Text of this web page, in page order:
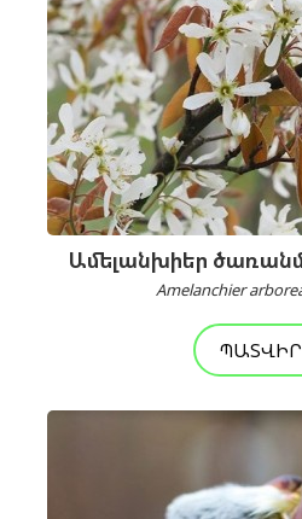
Ամելանխիեր
Amelanchier